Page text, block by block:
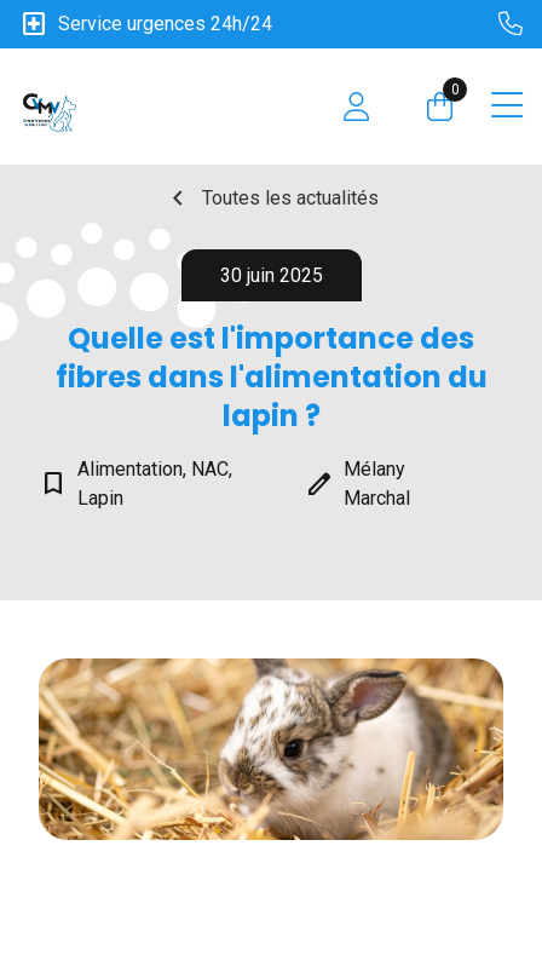
local_hospital Service urgences 24h/24
0
chevron_left Toutes les actualités
30 juin 2025
Quelle est l'importance des
fibres dans l'alimentation du
lapin ?
bookmark_border
Alimentation, NAC,
Lapin
edit
Mélany
Marchal